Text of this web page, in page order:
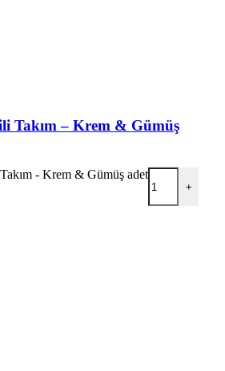
Takım – Krem & Gümüş
- Krem & Gümüş adet
+